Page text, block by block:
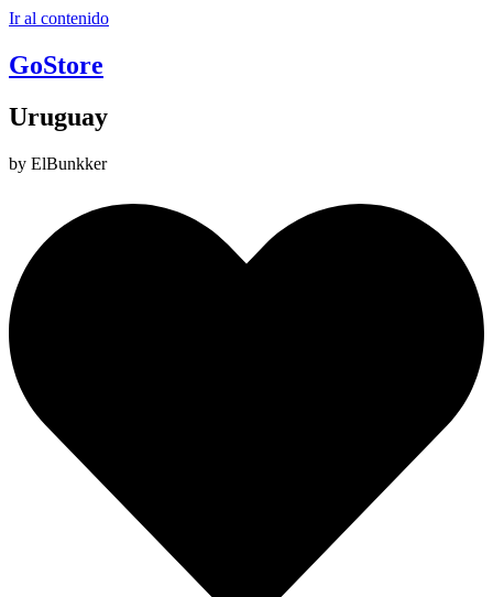
Ir al contenido
GoStore
Uruguay
by ElBunkker